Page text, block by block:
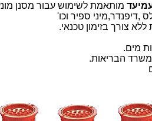
מותאמת לשימוש עבור מסנן
צורך בזימון טכנאי.
מים.
הבריאות.